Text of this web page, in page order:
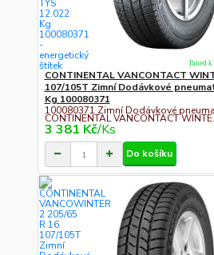
CONTINENTAL VANCONTACT
107/105T Zimní Dodávkové
Kg 100080371
100080371 Zimní Dodávkové
CONTINENTAL VANCONTACT
3 381 Kč/Ks
Ihned k
Do košíku